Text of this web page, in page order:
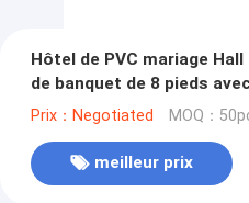
Hôtel de PVC mariage
de banquet de 8 pieds
Prix：Negotiated MOQ：
meilleur prix